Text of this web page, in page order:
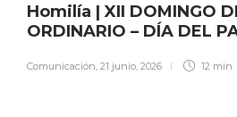
Homilía | XII DOMINGO
ORDINARIO – DÍA DEL
Comunicación, 21 junio, 2026 12 min